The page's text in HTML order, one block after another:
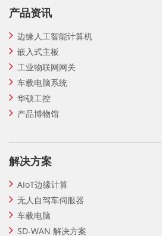
产品资讯
边缘人工智能计算机
嵌入式主板
工业物联网网关
车载电脑系统
华硕工控
产品博物馆
解决方案
AIoT边缘计算
无人自驾车伺服器
车载电脑
SD-WAN 解决方案